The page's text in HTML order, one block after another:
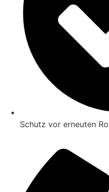
Schutz vor erneuten